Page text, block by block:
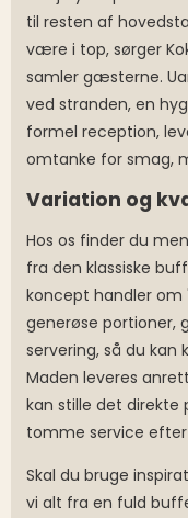
til resten af
være i top, sørger
samler gæsterne.
ved stranden, en
formel reception,
omtanke for smag,
Variation og
Hos os finder du
fra den klassiske
koncept handler
generøse portioner,
servering, så du
Maden leveres
kan stille det direkte
tomme service
Skal du bruge
vi alt fra en fuld